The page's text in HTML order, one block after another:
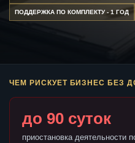
ПОДДЕРЖКА ПО КОМПЛЕКТУ - 1 ГОД
ЧЕМ РИСКУЕТ БИЗНЕС БЕЗ
до 90 суток
приостановка деятельности